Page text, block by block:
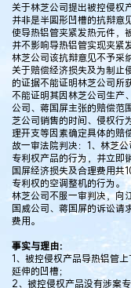
关于林芝公司提出被控侵权
并非是半圆形凹槽的抗辩意
使导热铝管夹紧发热元件，
并不影响导热铝管实现夹紧
林芝公司该抗辩意见不予采纳
关于赔偿经济损失及为制止
的证据不能证明林芝公司所
不能证明其因林芝公司生产
公司、蒋国屏主张的赔偿范
芝公司销售的时间、侵权行
理开支等因素确定具体的赔
故一审法院判决：1、林芝
专利权产品的行为，并立即
国屏经济损失及合理费用共
专利权的空调整机的行为。
林芝公司不服一审判决，向
国威公司、蒋国屏的诉讼请
费用。
事实与理由：
1、被控侵权产品导热铝管
延伸的凹槽；
2、被控侵权产品没有涉案